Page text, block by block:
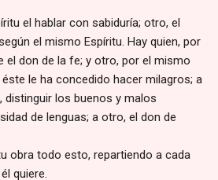
el hablar con sabiduría; otro, el
el mismo Espíritu. Hay quien, por
el don de la fe; y otro, por el mismo
éste le ha concedido hacer milagros; a
distinguir los buenos y malos
de lenguas; a otro, el don de
obra todo esto, repartiendo a cada
quiere.